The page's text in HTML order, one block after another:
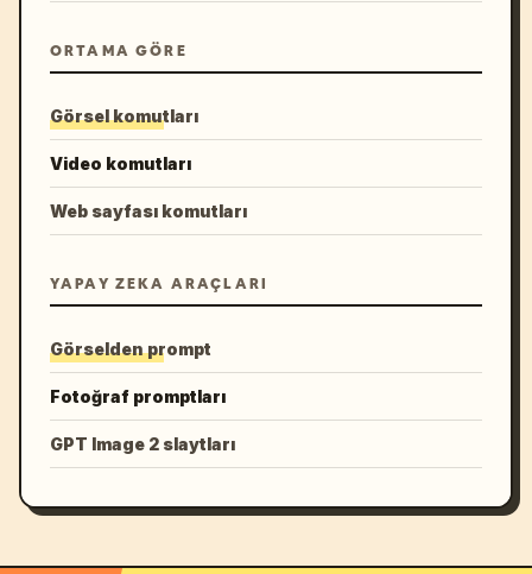
ORTAMA GÖRE
Görsel komutları
Video komutları
Web sayfası komutları
YAPAY ZEKA ARAÇLARI
Görselden prompt
Fotoğraf promptları
GPT Image 2 slaytları